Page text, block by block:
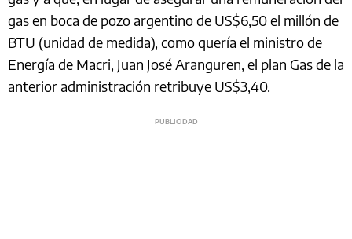
gas en boca de pozo argentino de US$6,50 el millón de
BTU (unidad de medida), como quería el ministro de
Energía de Macri, Juan José Aranguren, el plan Gas de la
anterior administración retribuye US$3,40.